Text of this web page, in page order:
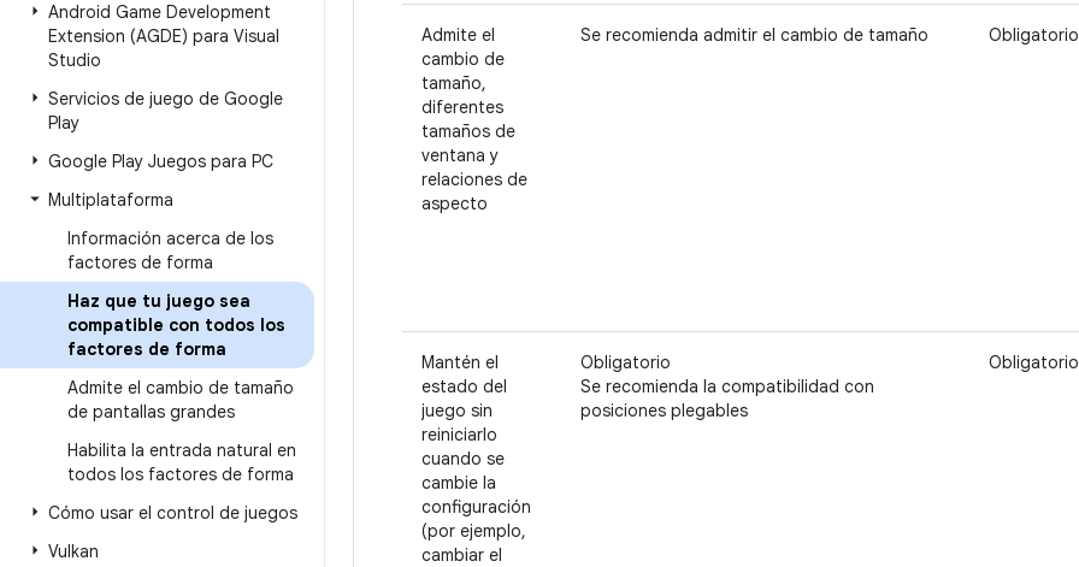
Android Game Development
Extension (AGDE) para Visual
Studio
Servicios de juego de Google
Play
Google Play Juegos para PC
Multiplataforma
Información acerca de los
factores de forma
Haz que tu juego sea
compatible con todos los
factores de forma
Admite el cambio de tamaño
de pantallas grandes
Habilita la entrada natural en
todos los factores de forma
Cómo usar el control de juegos
Vulkan
Admite el
cambio de
tamaño,
diferentes
tamaños de
ventana y
relaciones de
aspecto
Se recomienda admitir el cambio de tamaño Obligatorio
Mantén el
estado del
juego sin
reiniciarlo
cuando se
cambie la
configuración
(por ejemplo,
cambiar el
Obligatorio
Se recomienda la compatibilidad con
posiciones plegables
Obligatorio